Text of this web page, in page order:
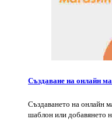
Създаване на онлайн
Създаването на онлайн
шаблон или добавянето